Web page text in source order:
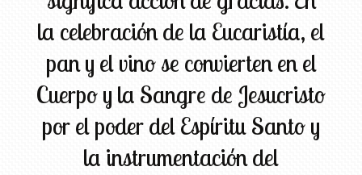
la celebración de la Eucaristía, el
pan y el vino se convierten en el
Cuerpo y la Sangre de Jesucristo
por el poder del Espíritu Santo y
la instrumentación del